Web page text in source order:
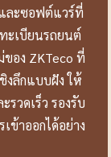
ละซอฟต์แวร์ที่
ะเบียนรถยนต์
ของ ZKTeco ที่
งลึกแบบฝัง ให้
วดเร็ว รองรับ
ข้าออกได้อย่าง